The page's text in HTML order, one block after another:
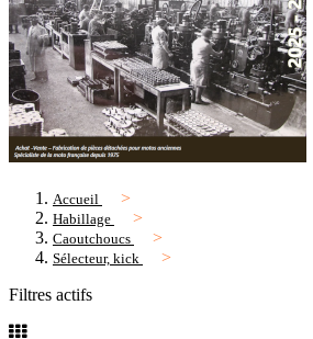
Accueil
Habillage
Caoutchoucs
Sélecteur, kick
Filtres actifs